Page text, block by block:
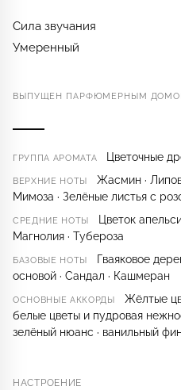
Сила звучания
Умеренный
ВЫПУЩЕН ПАРФЮМЕРНЫМ ДОМОМ
ГРУППА АРОМАТА Цветочные
ВЕРХНИЕ НОТЫ
Жасмин ·
Мимоза · Зелёные листья с
СРЕДНИЕ НОТЫ
Цветок
Магнолия · Тубероза
БАЗОВЫЕ НОТЫ
Гваяковое
основой · Сандал · Кашмеран
ОСНОВНЫЕ АККОРДЫ
Жёлтые
белые цветы и пудровая
зелёный нюанс · ванильный
НАСТРОЕНИЕ